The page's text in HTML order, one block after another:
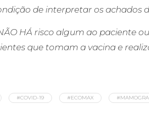
de interpretar os achados
HÁ risco algum ao paciente
que tomam a vacina e
#COVID-19 #ECOMAX